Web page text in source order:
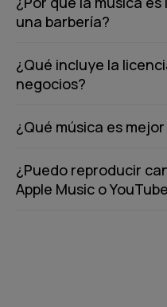
una barbería?
¿Qué incluye la
negocios?
¿Qué música es
¿Puedo reproducir
Apple Music o